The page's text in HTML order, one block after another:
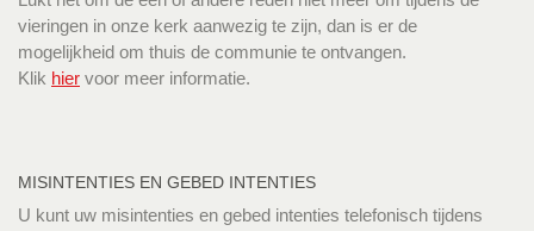
vieringen in onze kerk aanwezig te zijn, dan is er de
mogelijkheid om thuis de communie te ontvangen.
Klik hier voor meer informatie.
MISINTENTIES EN GEBED INTENTIES
U kunt uw misintenties en gebed intenties telefonisch tijdens